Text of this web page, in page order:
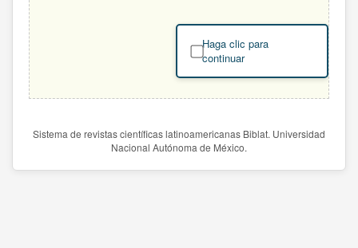
Haga clic para
continuar
Sistema de revistas científicas latinoamericanas Biblat. Universidad
Nacional Autónoma de México.